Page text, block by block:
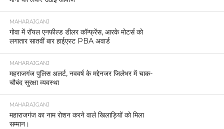
MAHARAJGANJ
गोवा में रॉयल एनफील्ड डीलर कॉन्फ्रेंस, आरके मोटर्स को
लगातार सातवीं बार हाईएस्ट PBA अवार्ड
MAHARAJGANJ
महराजगंज पुलिस अलर्ट, नववर्ष के मद्देनजर जिलेभर में चाक-
चौबंद सुरक्षा व्यवस्था
MAHARAJGANJ
महाराजगंज का नाम रोशन करने वाले खिलाड़ियों को मिला
सम्मान।